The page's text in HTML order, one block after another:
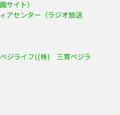
イト）
アセンター（ラジオ放送
ジライフ((株) 三育ベジラ